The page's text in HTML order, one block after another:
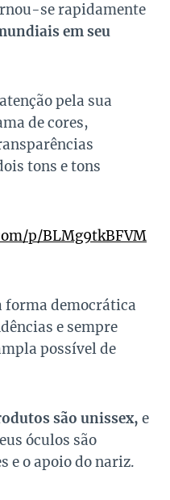
se rapidamente
em seu
pela sua
de cores,
tons e tons
p/BLMg9tkBFVM
forma democrática
e sempre
possível de
são unissex, e
óculos são
e o apoio do nariz.